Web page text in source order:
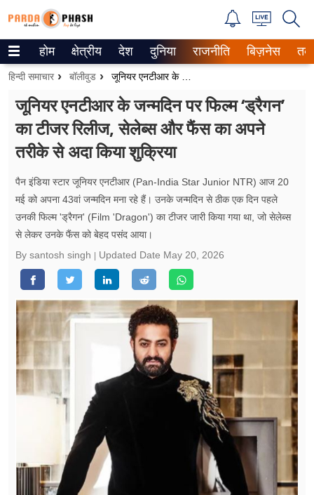
Trending on Google News
ePaper
वेब स्टोरीज
उत्तर प्रदेश
गैलरी
वीडियो
रिलेशनशिप
जीवन मंत्रा
फूड
सेहत
ब्‍यूटी
अन्य खबरें
होम क्षेत्रीय देश दुनिया राजनीति बिज़नेस
हिन्दी समाचार बॉलीवुड
जूनियर एनटीआर के जन्मदिन पर फिल्म ‘ड्रैगन’
का टीजर रिलीज, सेलेब्स और फैंस का अपने
तरीके से अदा किया शुक्रिया
पैन इंडिया स्टार जूनियर एनटीआर (Pan-India Star Junior NTR) आज 20
मई को अपना 43वां जन्मदिन मना रहे हैं। उनके जन्मदिन से ठीक एक दिन पहले
उनकी फिल्म 'ड्रैगन' (Film 'Dragon') का टीजर जारी किया गया था, जो सेलेब्स
से लेकर उनके फैंस को बेहद पसंद आया।
By santosh singh
Updated Date May 20, 2026